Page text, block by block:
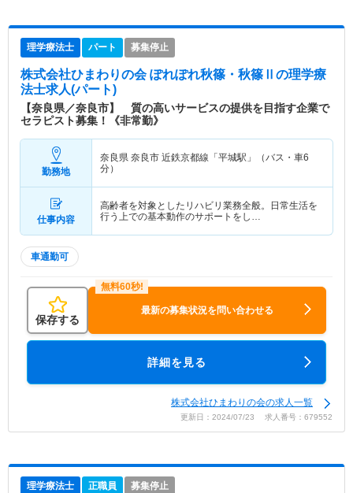
理学療法士 パート 募集停止
株式会社ひまわりの会 ぽれぽれ秋篠・秋篠Ⅱ の理学療
法士求人(パート)
【奈良県／奈良市】 質の高いサービスの提供を目指す企業で
セラピスト募集！《非常勤》
勤務地
奈良県 奈良市 近鉄京都線「平城駅」（バス・車6
分）
仕事内容
高齢者を対象としたリハビリ業務全般。日常生活を
行う上での基本動作のサポートをし…
車通勤可
保存する
最新の募集状況を問い合わせる
詳細を見る
株式会社ひまわりの会の求人一覧
更新日：2024/07/23 求人番号：679552
理学療法士 正職員 募集停止